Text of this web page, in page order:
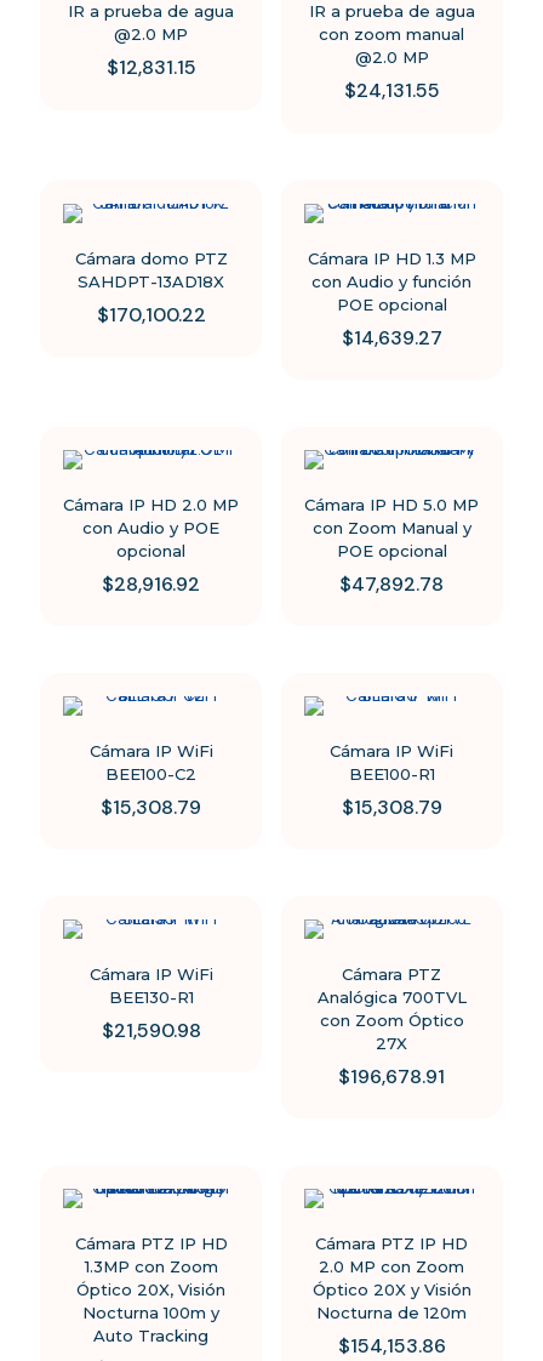
IR a prueba de agua
@2.0 MP
$12,831.15
IR a prueba de agua
con zoom manual
@2.0 MP
$24,131.55
Cámara domo PTZ
SAHDPT-13AD18X
$170,100.22
Cámara IP HD 1.3 MP
con Audio y función
POE opcional
$14,639.27
Cámara IP HD 2.0 MP
con Audio y POE
opcional
$28,916.92
Cámara IP HD 5.0 MP
con Zoom Manual y
POE opcional
$47,892.78
Cámara IP WiFi
BEE100-C2
$15,308.79
Cámara IP WiFi
BEE100-R1
$15,308.79
Cámara IP WiFi
BEE130-R1
$21,590.98
Cámara PTZ
Analógica 700TVL
con Zoom Óptico
27X
$196,678.91
Cámara PTZ IP HD
1.3MP con Zoom
Óptico 20X, Visión
Nocturna 100m y
Auto Tracking
Cámara PTZ IP HD
2.0 MP con Zoom
Óptico 20X y Visión
Nocturna de 120m
$154,153.86